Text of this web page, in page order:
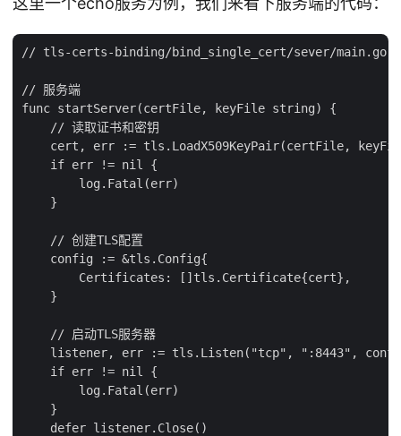
// tls-certs-binding/bind_single_cert/sever/main.go
// 服务端
func startServer(certFile, keyFile string) {
    // 读取证书和密钥
cert, err := tls.LoadX509KeyPair(certFile,
    if err != nil {
        log.Fatal(err)
    }
    // 创建TLS配置
    config := &tls.Config{
        Certificates: []tls.Certificate{cert},
    }
    // 启动TLS服务器
listener, err := tls.Listen("tcp", ":8443",
    if err != nil {
        log.Fatal(err)
    }
    defer listener.Close()